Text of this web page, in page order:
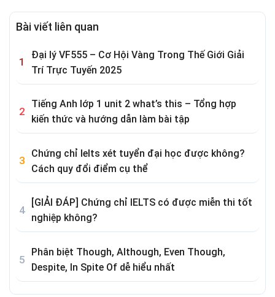
Bài viết liên quan
Đại lý VF555 – Cơ Hội Vàng Trong Thế Giới Giải
Trí Trực Tuyến 2025
Tiếng Anh lớp 1 unit 2 what’s this – Tổng hợp
kiến thức và hướng dẫn làm bài tập
Chứng chỉ Ielts xét tuyển đại học được không?
Cách quy đổi điểm cụ thể
[GIẢI ĐÁP] Chứng chỉ IELTS có được miễn thi tốt
nghiệp không?
Phân biệt Though, Although, Even Though,
Despite, In Spite Of dễ hiểu nhất